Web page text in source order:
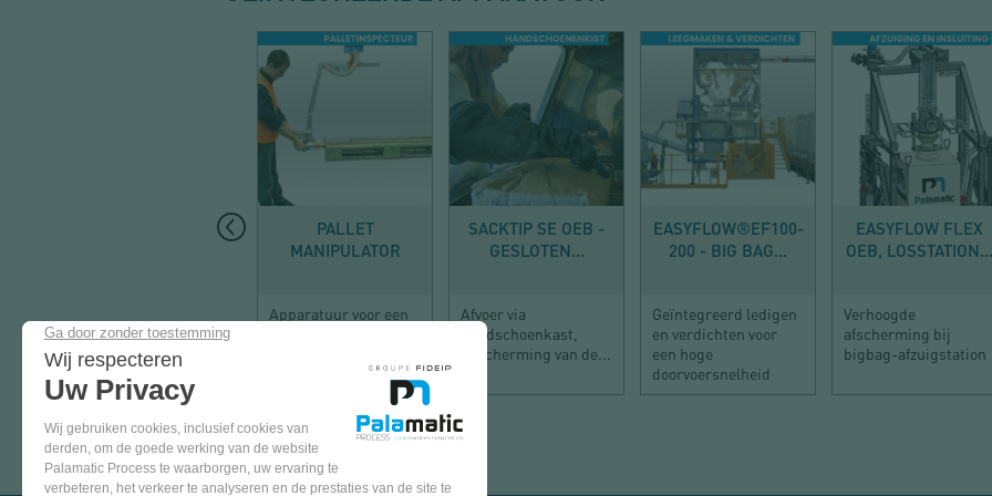
PALLET
MANIPULATOR
Apparatuur voor een
LOSSEN
SACKTIP SE OEB -
GESLOTEN...
Afvoer via
handschoenkast,
bescherming van de...
LOSSEN
EASYFLOW®EF100-
200 - BIG BAG...
Geïntegreerd ledigen
en verdichten voor
een hoge
doorvoersnelheid
LOSSEN
EASYFLOW FLEX
OEB, LOSSTATION...
Verhoogde
afscherming bij
bigbag-afzuigstation
KOM